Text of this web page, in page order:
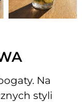
Na
styli